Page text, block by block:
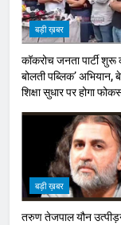
बड़ी ख़बर
कॉकरोच जनता पार्टी शुरू
बोलती पब्लिक’ अभियान,
शिक्षा सुधार पर होगा
बड़ी ख़बर
तरुण तेजपाल यौन